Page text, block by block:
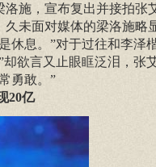
洛施，宣布复出并接拍张
未面对媒体的梁洛施略
休息。”对于过往和李泽
欲言又止眼眶泛泪，张
勇敢。”
20亿